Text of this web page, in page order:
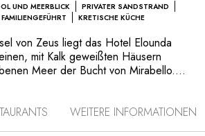
UND MEERBLICK
PRIVATER SANDSTRAND
FAMILIENGEFÜHRT KRETISCHE KÜCHE
von Zeus liegt das Hotel Elounda
mit Kalk geweißten Häusern
Meer der Bucht von Mirabello.
und gemütlichen Zimmern sowie in
WEITERE INFORMATIONEN